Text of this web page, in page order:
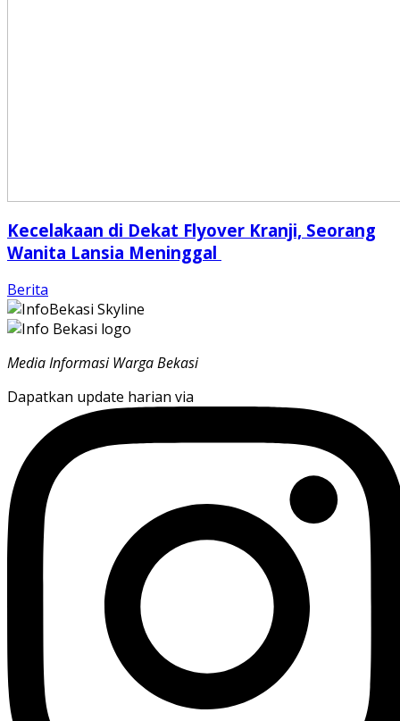
Kecelakaan di Dekat Flyover Kranji, Seorang
Wanita Lansia Meninggal
Berita
Media Informasi Warga Bekasi
Dapatkan update harian via